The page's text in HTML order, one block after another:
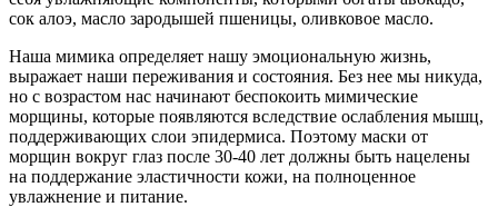
сок алоэ, масло зародышей пшеницы, оливковое масло.
Наша мимика определяет нашу эмоциональную жизнь,
выражает наши переживания и состояния. Без нее мы никуда,
но с возрастом нас начинают беспокоить мимические
морщины, которые появляются вследствие ослабления мышц,
поддерживающих слои эпидермиса. Поэтому маски от
морщин вокруг глаз после 30-40 лет должны быть нацелены
на поддержание эластичности кожи, на полноценное
увлажнение и питание.